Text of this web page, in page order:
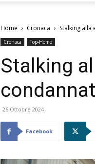
Home Cronaca Stalking alla
Cronaca Top-Home
Stalking
26 Ottobre 2024
Facebook